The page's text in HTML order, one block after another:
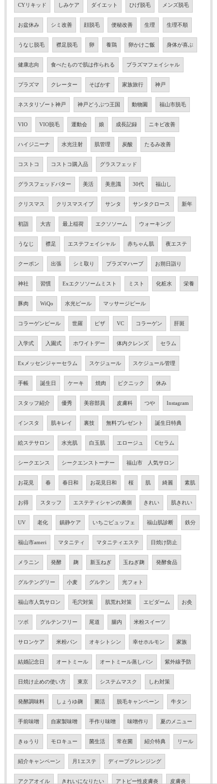
CYリキッド しみケア ダイエット ひげ脱毛 メンズ脱毛
お盆休み シミ改善 顔脱毛 便秘改善 生理 生理不順
うなじ脱毛 襟足脱毛 卵 養鶏 卵かけご飯 身体が喜ぶ
健康志向 食べたもので肌は作られる プラズマフェイシャル
プラズマ クレーター そばかす 家族旅行 神戸
ネスタリゾート神戸 神戸どうぶつ王国 動物園 福山市脱毛
VIO VIO脱毛 運動会 娘 成長記録 ニキビ改善
ハイジニーナ 水光注射 肌管理 炭酸 たるみ改善
コストコ コストコ購入品 グラスフェッド
グラスフェッドバター 美活 美意識 30代 福山し
クリスマス クリスマスイブ サンタ サンタクロース 新年
初詣 大吉 最上稲荷 エクソソーム ウォーキング
うなじ 襟足 エステフェイシャル 赤ちゃん肌 夜エステ
クーポン 出張 シミ取り プラズマハーブ お朔日詣り
神社 習慣 Exエクソソームミスト ミスト 化粧水 栄養
豚肉 WiQo 水光ピール マッサージピール
コラーゲンピール 世羅 ピザ VC コラーゲン 肝斑
入学式 入園式 ホワイトデー 体内クレンズ セラム
Exメッセンジャーセラム スケジュール スケジュール管理
手帳 誕生日 ケーキ 焼肉 ピクニック 休み
スタッフ紹介 優秀 美容部員 皮膚科 つや Instagram
インスタ 肌キレイ 裏技 無料プレゼント 誕生日特典
絵ステサロン 水光肌 白玉肌 エロージュ Cセラム
シークエンス シークエンストーナー 福山市 人気サロン
お花見 春 春日和 お花見日和 桜 肌 綺麗 素肌
お得 スタッフ エステティシャンの裏側 きれい 肌きれい
UV 老化 鎮静ケア いちごビュッフェ 福山肌診断 鉄分
福山市ameri マタニティ マタニティエステ 日焼け防止
メラニン 発酵 麹 新玉ねぎ 玉ねぎ麹 発酵食品
グルテングリー 小麦 グルテン 光フォト
福山市人気サロン 毛穴対策 肌荒れ対策 エピダーム お灸
ツボ グルテンフリー 尾道 腸内 米粉スイーツ
サロンケア 米粉パン オキシトシン 幸せホルモン 家族
結婚記念日 オートミール オートミール蒸しパン 紫外線予防
日焼け止めの使い方 東京 システムマスク しわ対策
発酵調味料 しょうゆ麹 菌活 脱毛キャンペーン 牛タン
手前味噌 自家製味噌 手作り味噌 味噌作り 夏のメニュー
きゅうり モロキュー 菌生活 常在菌 紹介特典 リール
紹介キャンペーン 月1エステ ディープクレンジング
アクアオイル きれいになりたい アトピー性皮膚炎 皮膚炎